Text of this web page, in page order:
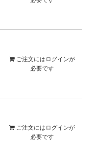
ご注文には ログインが
必要です
ご注文には ログインが
必要です